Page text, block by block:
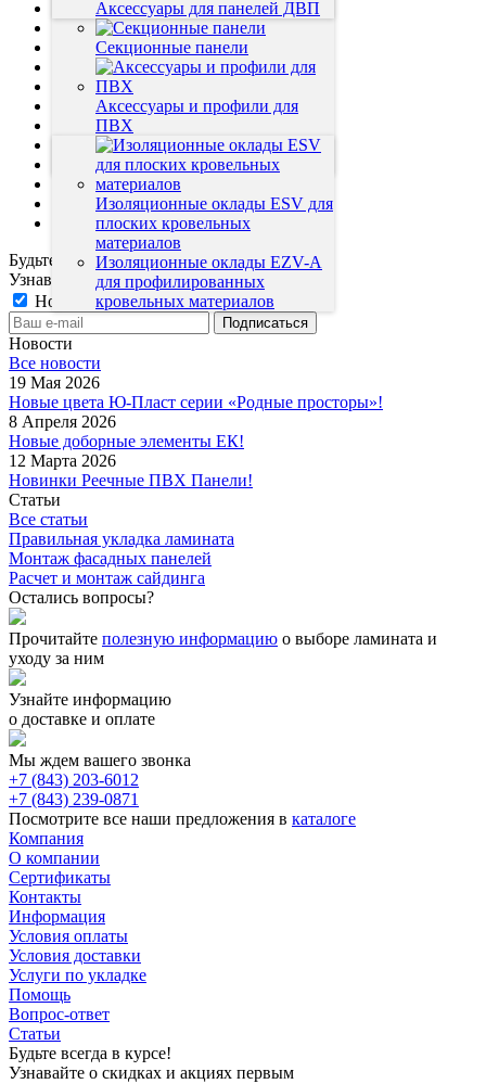
фризом
Секционные панели
Аксессуары и профили для
ПВХ
Декорированные Реечные
Панели
Аксессуары для панелей ДВП
Монтажная пена
Утеплитель EUROIZOL
Линолеум Ютекс
Линолиум Идеал
Теплоизоляция
Чердачные лестницы
Мансардные окна
Изоляционные оклады ESV для
плоских кровельных
материалов
Изоляционные оклады EZV-A
для профилированных
кровельных материалов
"Эксклюзив" Термолак ПВХ
Двери
Линолеум IVC
Кварцвинил
Гибкий Мрамор
Будьте всегда в курсе!
Узнавайте о скидках и акциях первым
Новости магазина
Новости
Все новости
19 Мая 2026
Новые цвета Ю-Пласт серии «Родные просторы»!
8 Апреля 2026
Новые доборные элементы ЕК!
12 Марта 2026
Новинки Реечные ПВХ Панели!
Статьи
Все статьи
Правильная укладка ламината
Монтаж фасадных панелей
Расчет и монтаж сайдинга
Остались вопросы?
Прочитайте полезную информацию о выборе ламината и
уходу за ним
Узнайте информацию
о доставке и оплате
Мы ждем вашего звонка
+7 (843) 203-6012
+7 (843) 239-0871
Посмотрите все наши предложения в каталоге
Компания
О компании
Сертификаты
Контакты
Информация
Условия оплаты
Условия доставки
Услуги по укладке
Помощь
Вопрос-ответ
Статьи
Будьте всегда в курсе!
Узнавайте о скидках и акциях первым